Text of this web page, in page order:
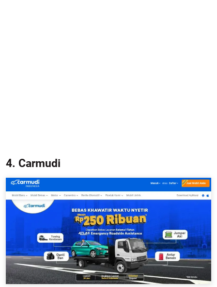
4. Carmudi